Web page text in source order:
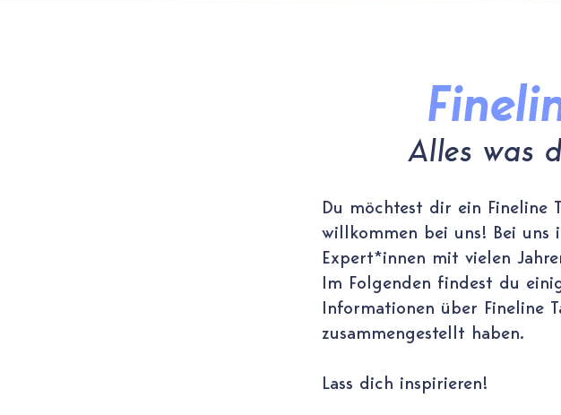
Alles was
Du möchtest dir ein Fineline
willkommen bei uns!​ Bei
Expert*innen mit vielen
Im Folgenden findest du
Informationen über Fineline
zusammengestellt haben.
Lass dich inspirieren!